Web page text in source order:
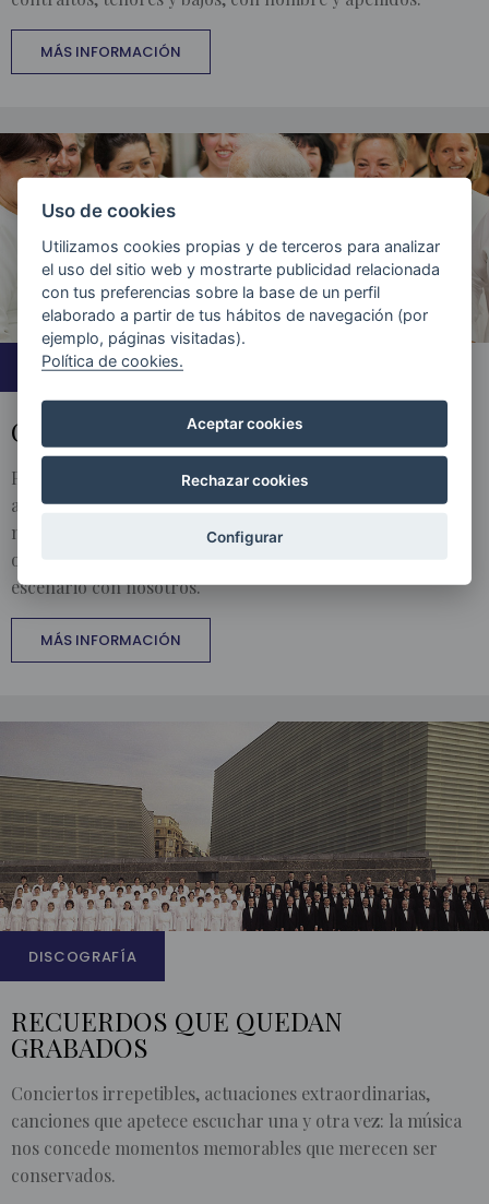
MÁS INFORMACIÓN
COLABORADORES
COMPARTIENDO ESCENARIO
Pocas organizaciones entienden mejor que una
agrupación coral la importancia de rodearse de los
mejores. Por eso estamos orgullosos de las prestigiosas
orquestas, directores y solistas que han compartido
escenario con nosotros.
MÁS INFORMACIÓN
DISCOGRAFÍA
RECUERDOS QUE QUEDAN
GRABADOS
Conciertos irrepetibles, actuaciones extraordinarias,
canciones que apetece escuchar una y otra vez: la música
nos concede momentos memorables que merecen ser
conservados.
Uso de cookies
Utilizamos cookies propias y de terceros para analizar
el uso del sitio web y mostrarte publicidad relacionada
con tus preferencias sobre la base de un perfil
elaborado a partir de tus hábitos de navegación (por
ejemplo, páginas visitadas).
Política de cookies.
Aceptar cookies
Rechazar cookies
Configurar